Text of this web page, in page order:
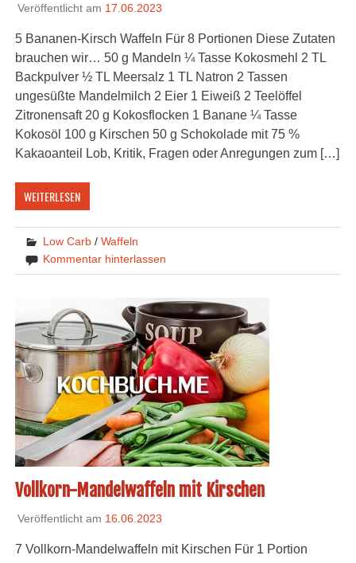
Veröffentlicht am 17.06.2023
5 Bananen-Kirsch Waffeln Für 8 Portionen Diese Zutaten
brauchen wir… 50 g Mandeln ¼ Tasse Kokosmehl 2 TL
Backpulver ½ TL Meersalz 1 TL Natron 2 Tassen
ungesüßte Mandelmilch 2 Eier 1 Eiweiß 2 Teelöffel
Zitronensaft 20 g Kokosflocken 1 Banane ¼ Tasse
Kokosöl 100 g Kirschen 50 g Schokolade mit 75 %
Kakaoanteil Lob, Kritik, Fragen oder Anregungen zum […]
WEITERLESEN
Low Carb /Waffeln
Kommentar hinterlassen
Vollkorn-Mandelwaffeln mit Kirschen
Veröffentlicht am 16.06.2023
7 Vollkorn-Mandelwaffeln mit Kirschen Für 1 Portion